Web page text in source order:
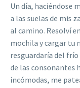
Un día, haciéndose
a las suelas de mis
al camino. Resolví
mochila y cargar tu
resguardaría del
de las consonantes
incómodas, me